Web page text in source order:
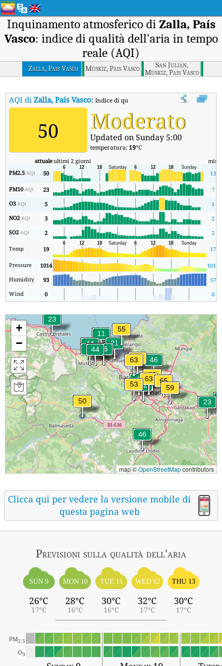
Inquinamento atmosferico di Zalla, País
Vasco: indice di qualità dell'aria in tempo
reale (AQI)
Zalla, Pais Vasco Muskiz, Pais Vasco
San Julian,
Muskiz, Pais Vasco
AQI diZalla, País Vasco:Indice di qualità dell'aria in tempo reale
50 Moderato
Updated on Sunday 5:00
temperatura: 19°C
attualeultimi 2 giorni min
PM2.5AQI 50 13
PM10AQI 23
7
O3AQI 5
1
NO2AQI 3
2
SO2AQI 2 2
Temp 19 17
Pressure 1014 1013
Humidity
93
57
Wind
0 0
+
−
map ©OpenStreetMapcontributors
Clicca qui per vedere la versione mobile di
questa pagina web
Previsioni sulla qualità dell'aria
SUN 9
26°C
17°C
MON 10
28°C
16°C
TUE 11
30°C
16°C
WED 12
32°C
17°C
THU 13
30°C
17°C
PM2.5
O3